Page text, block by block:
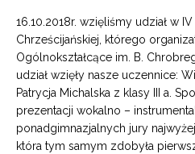
16.10.2018r. wzięliśmy udział w
Chrześcijańskiej, którego
Ogólnokształcące im. B.
udział wzięły nasze uczennice:
Patrycja Michalska z klasy III a.
prezentacji wokalno –
ponadgimnazjalnych jury
która tym samym zdobyła